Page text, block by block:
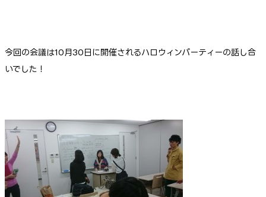
今回の会議は10月30日に開催されるハロウィンパーティーの話し合
いでした！